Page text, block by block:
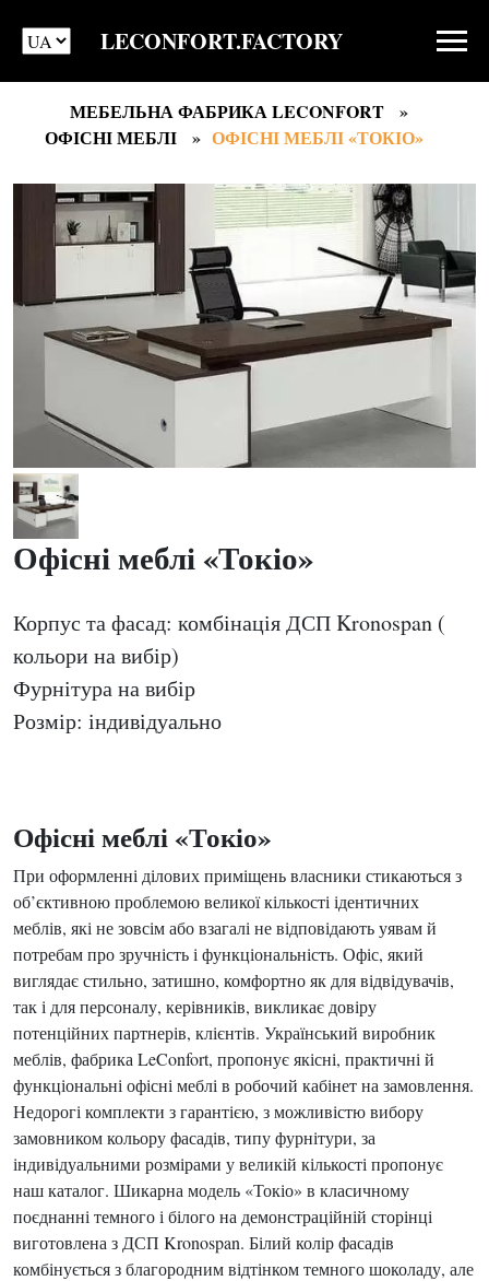
LECONFORT.FACTORY
МЕБЕЛЬНА ФАБРИКА LECONFORT
ОФІСНІ МЕБЛІ
ОФІСНІ МЕБЛІ «ТОКІО»
Офісні меблі «Токіо»
Корпус та фасад: комбінація ДСП Kronospan (
кольори на вибір)
Фурнітура на вибір
Розмір: індивідуально
Офісні меблі «Токіо»
При оформленні ділових приміщень власники стикаються з
об’єктивною проблемою великої кількості ідентичних
меблів, які не зовсім або взагалі не відповідають уявам й
потребам про зручність і функціональність. Офіс, який
виглядає стильно, затишно, комфортно як для відвідувачів,
так і для персоналу, керівників, викликає довіру
потенційних партнерів, клієнтів. Український виробник
меблів, фабрика LeConfort, пропонує якісні, практичні й
функціональні офісні меблі в робочий кабінет на замовлення.
Недорогі комплекти з гарантією, з можливістю вибору
замовником кольору фасадів, типу фурнітури, за
індивідуальними розмірами у великій кількості пропонує
наш каталог. Шикарна модель «Токіо» в класичному
поєднанні темного і білого на демонстраційній сторінці
виготовлена з ДСП Kronospan. Білий колір фасадів
комбінується з благородним відтінком темного шоколаду, але